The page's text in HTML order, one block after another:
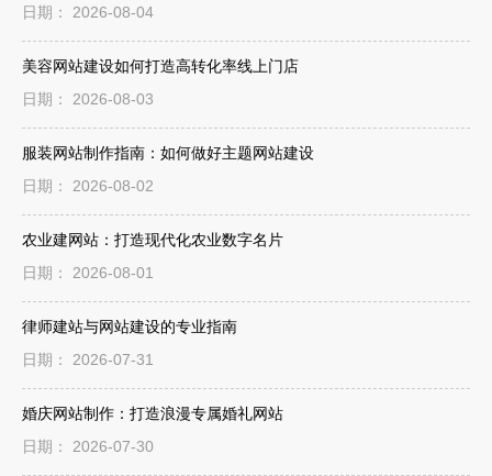
日期： 2026-08-04
美容网站建设如何打造高转化率线上门店
日期： 2026-08-03
服装网站制作指南：如何做好主题网站建设
日期： 2026-08-02
农业建网站：打造现代化农业数字名片
日期： 2026-08-01
律师建站与网站建设的专业指南
日期： 2026-07-31
婚庆网站制作：打造浪漫专属婚礼网站
日期： 2026-07-30